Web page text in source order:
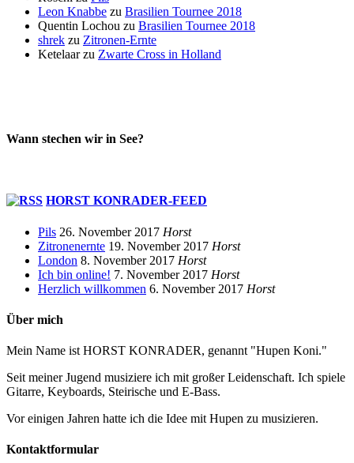
Leon Knabbe zu Brasilien Tournee 2018
Quentin Lochou zu Brasilien Tournee 2018
shrek zu Zitronen-Ernte
Ketelaarzu Zwarte Cross in Holland
Wann stechen wir in See?
HORST KONRADER-FEED
Pils 26. November 2017 Horst
Zitronenernte 19. November 2017 Horst
London 8. November 2017 Horst
Ich bin online! 7. November 2017 Horst
Herzlich willkommen 6. November 2017 Horst
Über mich
Mein Name ist HORST KONRADER, genannt "Hupen Koni."
Seit meiner Jugend musiziere ich mit großer Leidenschaft. Ich spiele
Gitarre, Keyboards, Steirische und E-Bass.
Vor einigen Jahren hatte ich die Idee mit Hupen zu musizieren.
Kontaktformular